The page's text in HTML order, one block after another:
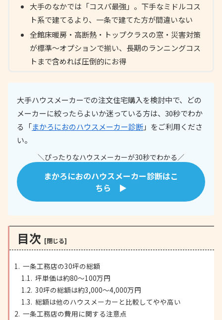
大手のなかでは「コスパ最強」。下手なミドルコス
ト系で建てるより、一条で建てた方が間違いない
全館床暖房・高断熱・トップクラスの窓・災害対策
が標準〜オプションで揃い、長期のランニングコス
トまで含めれば圧倒的にお得
大手ハウスメーカーでの注文住宅購入を検討中で、どの
メーカーに絞ったらよいか迷っている方は、30秒でわか
る「まかろにおのハウスメーカー診断」をご利用くださ
い。
＼ぴったりなハウスメーカーが30秒でわかる／
まかろにおのハウスメーカー診断はこ
ちら ▶
目次
一条工務店の30坪の総額
坪単価は約80〜100万円
30坪の総額は約3,000〜4,000万円
総額は他のハウスメーカーと比較してやや高い
一条工務店の費用に関する注意点